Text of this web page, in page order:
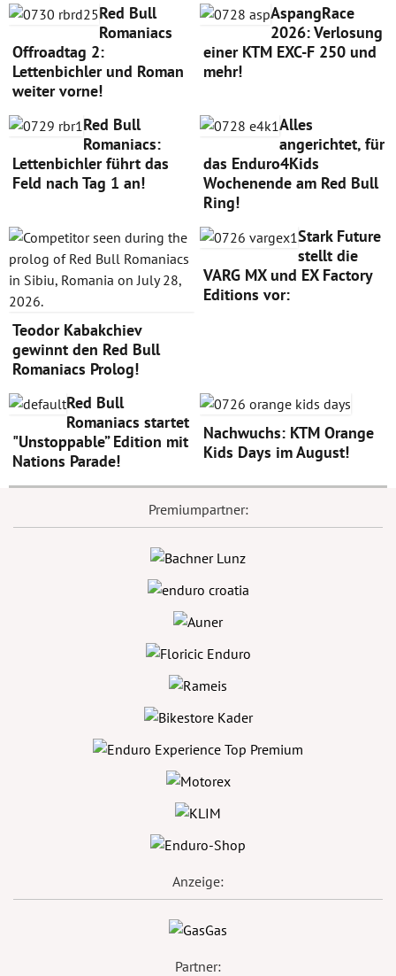
Red Bull
Romaniacs
Offroadtag 2:
Lettenbichler und Roman
weiter vorne!
AspangRace
2026: Verlosung
einer KTM EXC-F 250 und
mehr!
Red Bull
Romaniacs:
Lettenbichler führt das
Feld nach Tag 1 an!
Alles
angerichtet, für
das Enduro4Kids
Wochenende am Red Bull
Ring!
Teodor Kabakchiev
gewinnt den Red Bull
Romaniacs Prolog!
Stark Future
stellt die
VARG MX und EX Factory
Editions vor:
Red Bull
Romaniacs startet
"Unstoppable” Edition mit
Nations Parade!
Nachwuchs: KTM Orange
Kids Days im August!
Premiumpartner:
Anzeige:
Partner: